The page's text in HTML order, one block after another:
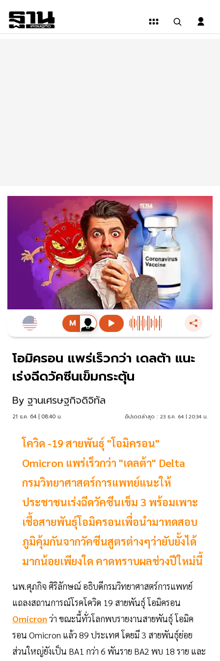
โอมิครอน แพร่เร็วกว่า เดลต้า แนะ
เร่งฉีดวัคซีนเข็มกระตุ้น
By ฐานเศรษฐกิจดิจิทัล
21 ธ.ค. 64 | 08:40 น. อัปเดตล่าสุด : 23 ธ.ค. 64 | 20:34 น.
โควิด -19 สายพันธุ์ "โอมิครอน"
Omicron แพร่เร็วกว่า "เดลต้า" Delta
กรมวิทยาศาสตร์การแพทย์แนะให้
ประชาชนเร่งฉีดวัคซีนเข็ม 3 พร้อมเพาะ
เชื้อสายพันธุ์โอมิครอนเพื่อนำมาทดสอบ
ภูมิคุ้มกันจากวัคซีนสูตรต่างๆว่ายับยั้งได้
มากน้อยเพียงใด คาดทราบผลช่วงปีใหม่นี้
นพ.ศุภกิจ ศิริลักษณ์ อธิบดีกรมวิทยาศาสตร์การแพทย์
แถลงสถานการณ์โรคโควิด 19 สายพันธุ์ โอมิครอน
Omicron ว่า ขณะนี้ทั่วโลกพบรายงานสายพันธุ์ โอมิค
รอน Omicron แล้ว 89 ประเทศ โดยมี 3 สายพันธุ์ย่อย
ส่วนใหญ่ยังเป็น BA1 กว่า 6 พันราย BA2 พบ 18 ราย และ